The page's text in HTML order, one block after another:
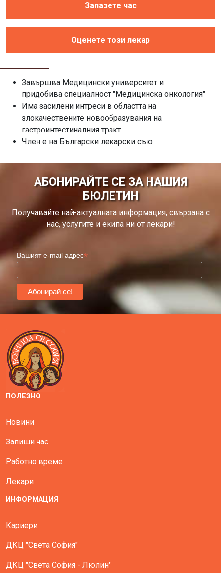
Запазете час
Оценете този лекар
Завършва Медицински университет и
придобива специалност "Медицинска онкология"
Има засилени интреси в областта на
злокачествените новообразувания на
гастроинтестиналния тракт
Член е на Български лекарски съю
АБОНИРАЙТЕ СЕ ЗА НАШИЯ
БЮЛЕТИН
Получавайте най-актуалната информация, свързана с
нас, услугите и екипа ни от лекари!
Вашият e-mail адрес*
ПОЛЕЗНО
Новини
Запиши час
Работно време
Лекари
ИНФОРМАЦИЯ
Кариери
ДКЦ "Света София"
ДКЦ "Света София - Люлин"